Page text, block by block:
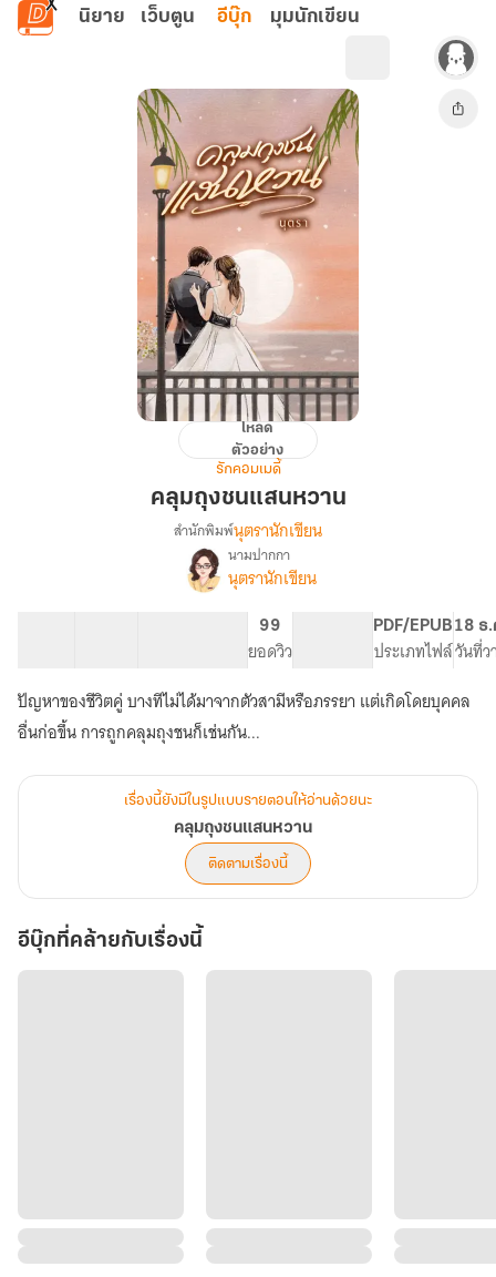
ข้ามไปยังเนื้อหาหลัก
นิยาย เว็บตูน อีบุ๊ก มุมนักเขียน
ชน
หวาน
โหลด
ตัวอย่าง
รักคอมเมดี้
คลุมถุงชนแสนหวาน
เรื่อง
คลุม
ถุง
ชน
แสน
หวาน
สำนักพิมพ์นุตรานักเขียน
นามปากกา
นุตรานักเขียน
99
ยอดวิว
PDF/EPUB
ประเภทไฟล์
18 ธ
วันที่ว
ปัญหาของชีวิตคู่ บางทีไม่ได้มาจากตัวสามีหรือภรรยา แต่เกิดโดยบุคคล
อื่นก่อขึ้น การถูกคลุมถุงชนก็เช่นกัน...
เรื่องนี้ยังมีในรูปแบบรายตอนให้อ่านด้วยนะ
คลุมถุงชนแสนหวาน
ติดตามเรื่องนี้
อีบุ๊กที่คล้ายกับเรื่องนี้